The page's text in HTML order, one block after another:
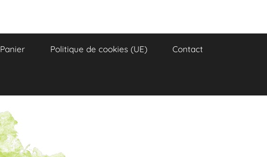
Panier Politique de cookies (UE) Contact